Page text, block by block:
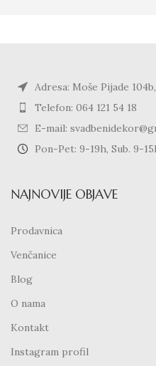
Adresa: Moše Pijade
Telefon: 064 121 54 18
E-mail:
Pon-Pet: 9-19h, Sub. 9-
NAJNOVIJE OBJAVE
Prodavnica
Venčanice
Blog
O nama
Kontakt
Instagram profil